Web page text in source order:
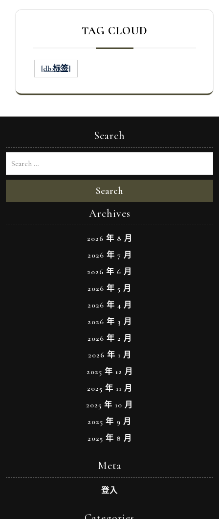
TAG CLOUD
[db:标签]
Search
Search
Archives
2026 年 8 月
2026 年 7 月
2026 年 6 月
2026 年 5 月
2026 年 4 月
2026 年 3 月
2026 年 2 月
2026 年 1 月
2025 年 12 月
2025 年 11 月
2025 年 10 月
2025 年 9 月
2025 年 8 月
Meta
登入